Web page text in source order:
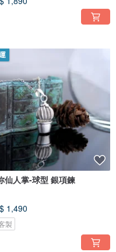
仙人掌-球型 銀項鍊
1,490
製